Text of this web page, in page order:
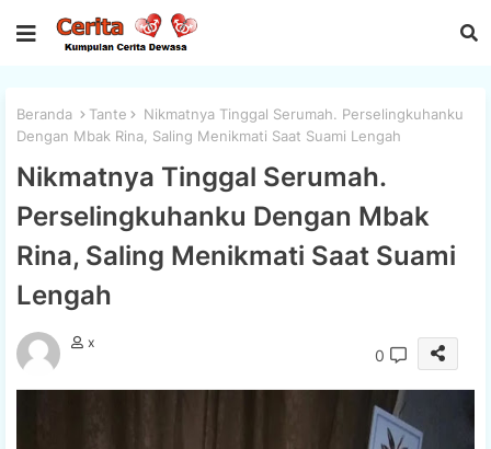
Beranda Tante
Nikmatnya Tinggal Serumah. Perselingkuhanku
Dengan Mbak Rina, Saling Menikmati Saat Suami Lengah
Nikmatnya Tinggal Serumah.
Perselingkuhanku Dengan Mbak
Rina, Saling Menikmati Saat Suami
Lengah
x
0